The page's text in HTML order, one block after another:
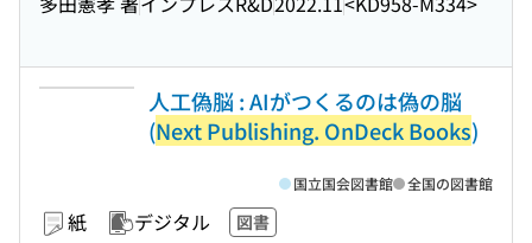
人工偽脳 : AIがつくるのは偽の脳
(Next Publishing. OnDeck Books)
紙 デジタル 図書
国立国会図書館 全国の図書館